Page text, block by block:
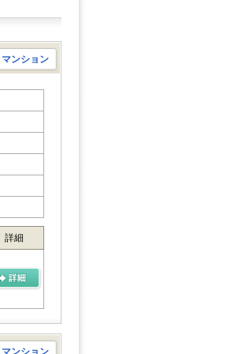
マンション
詳細
マンション